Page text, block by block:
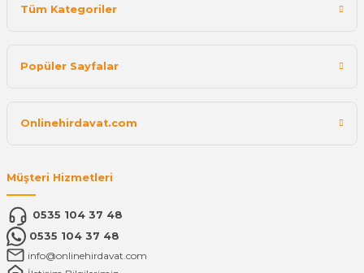
Tüm Kategoriler
Popüler Sayfalar
Onlinehirdavat.com
Müşteri Hizmetleri
0535 104 37 48
0535 104 37 48
info@onlinehirdavat.com